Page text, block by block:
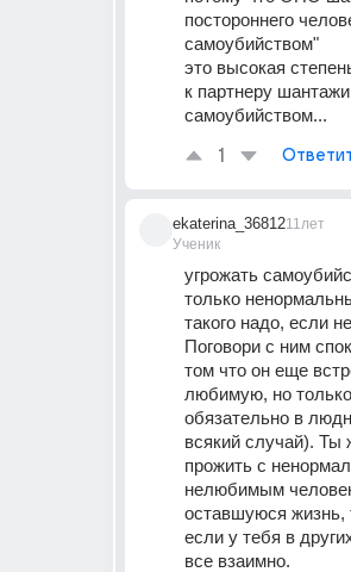
постороннего
самоубийством"
это высокая
к партнеру
самоубийством...
1
ekaterina_36812
Ученик
11лет
угрожать
только
такого надо, если
Поговори с ним
том что он еще
любимую, но
обязательно в
всякий случай). Ты
прожить с
нелюбимым
оставшуюся жизнь,
если у тебя в
все взаимно.